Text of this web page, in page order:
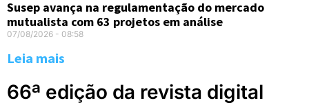
Susep avança na regulamentação do mercado
mutualista com 63 projetos em análise
07/08/2026 08:58
Leia mais
66ª edição da revista digital